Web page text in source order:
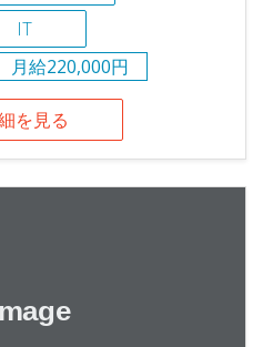
IT
月給220,000円
を見る